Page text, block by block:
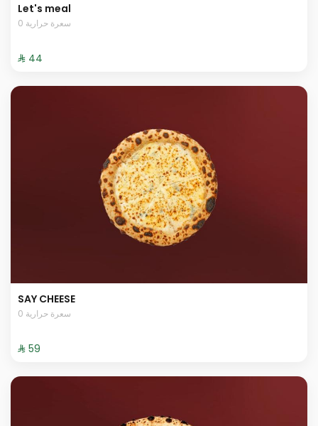
Let's meal
0 سعرة حرارية
⁨⁦‪‬ 44⁩
SAY CHEESE
0 سعرة حرارية
⁨⁦‪‬ 59⁩